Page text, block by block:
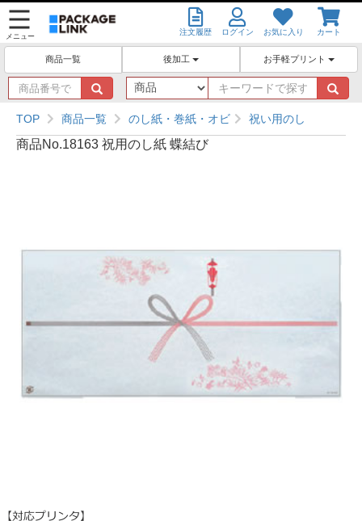
メニュー 注文履歴 ログイン お気に入り カート
商品一覧 後加工 お手軽プリント
商
品
番
号
で
キ
ー
ワ
ー
TOP 商品一覧 のし紙・巻紙・オビ 祝い用のし
商品No.18163 祝用のし紙 蝶結び